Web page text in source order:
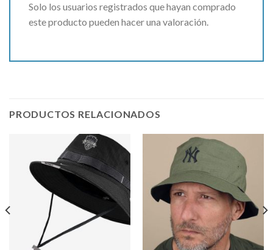
Solo los usuarios registrados que hayan comprado
este producto pueden hacer una valoración.
PRODUCTOS RELACIONADOS